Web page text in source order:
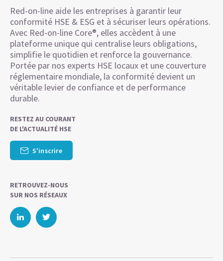
Red-on-line aide les entreprises à garantir leur
conformité HSE & ESG et à sécuriser leurs opérations.
Avec Red-on-line Core®, elles accèdent à une
plateforme unique qui centralise leurs obligations,
simplifie le quotidien et renforce la gouvernance.
Portée par nos experts HSE locaux et une couverture
réglementaire mondiale, la conformité devient un
véritable levier de confiance et de performance
durable.
RESTEZ AU COURANT
DE L'ACTUALITÉ HSE
S'inscrire
RETROUVEZ-NOUS
SUR NOS RÉSEAUX